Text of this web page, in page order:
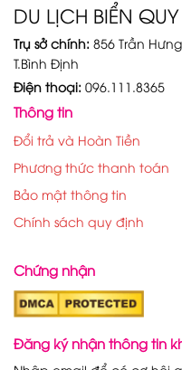
DU LỊCH BIỂN
Trụ sở chính: 856 Trần
T.Bình Định
Điện thoại: 096.111.8365
Thông tin
Đổi trả và Hoàn Tiền
Phương thức thanh toán
Bảo mật thông tin
Chính sách quy định
Chứng nhận
Đăng ký nhận thông tin